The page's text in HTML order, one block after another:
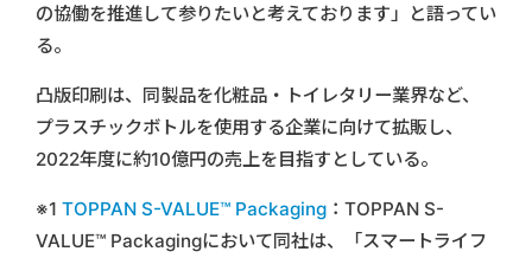
の協働を推進して参りたいと考えております」と語ってい
る。
凸版印刷は、同製品を化粧品・トイレタリー業界など、
プラスチックボトルを使用する企業に向けて拡販し、
2022年度に約10億円の売上を目指すとしている。
※1 TOPPAN S-VALUE™ Packaging ：TOPPAN S-
VALUE™ Packagingにおいて同社は、「スマートライフ